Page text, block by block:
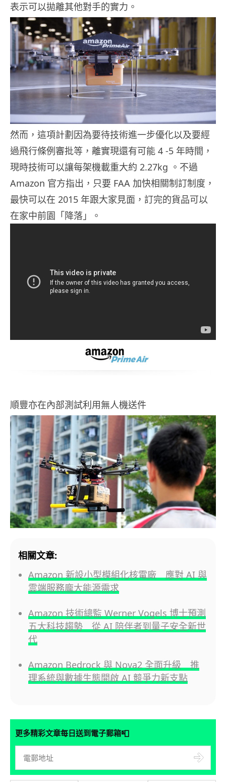
表示可以拋離其他對手的實力。
然而，這項計劃因為要待技術進一步優化以及要經
過飛行條例審批等，離實現還有可能 4 -5 年時間，
現時技術可以讓每架機載重大約 2.27kg 。不過
Amazon 官方指出，只要 FAA 加快相關制訂制度，
最快可以在 2015 年跟大家見面，訂完的貨品可以
在家中前園「降落」。
順豐亦在內部測試利用無人機送件
相關文章:
Amazon 新設小型模組化核電廠 應對 AI 與
雲端服務龐大能源需求
Amazon 技術總監 Werner Vogels 博士預測
五大科技趨勢 從 AI 陪伴者到量子安全新世
代
Amazon Bedrock 與 Nova2 全面升級 推
理系統與數據生態開啟 AI 競爭力新支點
更多精彩文章每日送到電子郵箱📮